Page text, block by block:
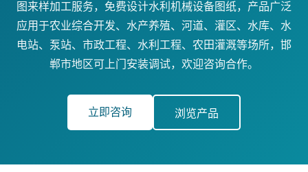
图来样加工服务，免费设计水利机械设备图纸，产品广泛
应用于农业综合开发、水产养殖、河道、灌区、水库、水
电站、泵站、市政工程、水利工程、农田灌溉等场所，邯
郸市地区可上门安装调试，欢迎咨询合作。
立即咨询 浏览产品